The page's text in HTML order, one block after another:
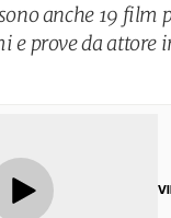
anche 19 film
e prove da attore